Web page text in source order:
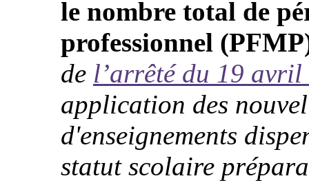
le nombre total de
professionnel
de l’arrêté du 19 avril
application des
d'enseignements
statut scolaire